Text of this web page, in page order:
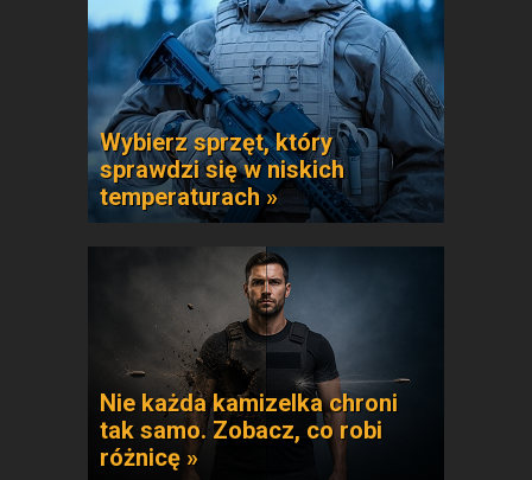
Wybierz sprzęt, który
sprawdzi się w niskich
temperaturach »
Nie każda kamizelka chroni
tak samo. Zobacz, co robi
różnicę »